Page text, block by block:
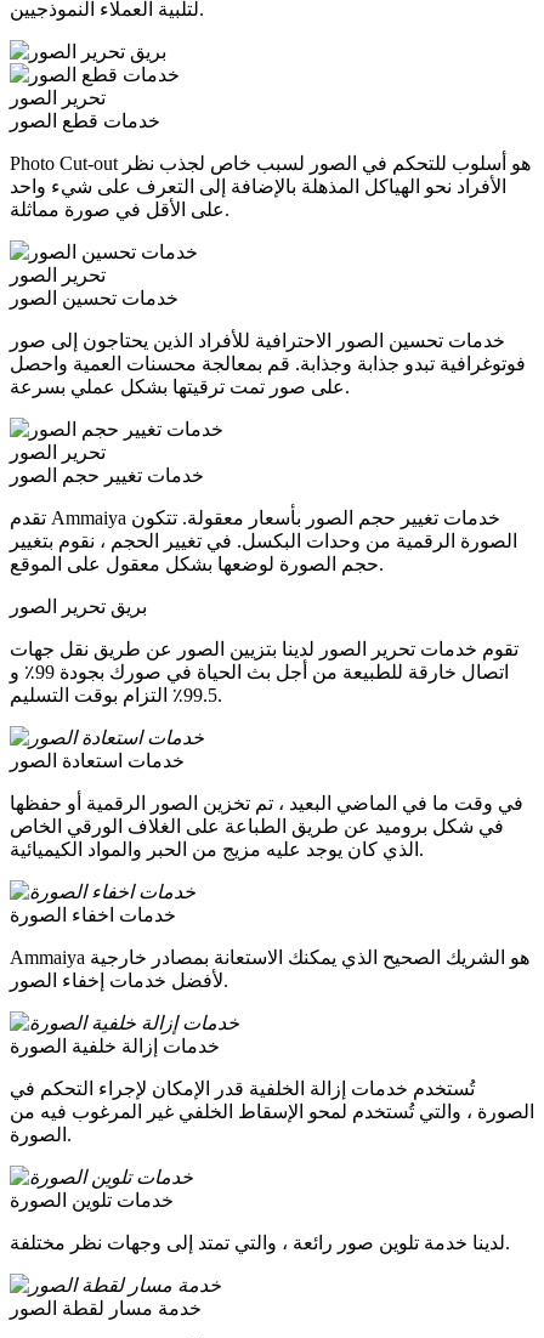
لتلبية العملاء النموذجيين.
تحرير الصور
خدمات قطع الصور
Photo Cut-out هو أسلوب للتحكم في الصور لسبب خاص لجذب نظر
الأفراد نحو الهياكل المذهلة بالإضافة إلى التعرف على شيء واحد
على الأقل في صورة مماثلة.
تحرير الصور
خدمات تحسين الصور
خدمات تحسين الصور الاحترافية للأفراد الذين يحتاجون إلى صور
فوتوغرافية تبدو جذابة وجذابة. قم بمعالجة محسنات العمية واحصل
على صور تمت ترقيتها بشكل عملي بسرعة.
تحرير الصور
خدمات تغيير حجم الصور
تقدم Ammaiya خدمات تغيير حجم الصور بأسعار معقولة. تتكون
الصورة الرقمية من وحدات البكسل. في تغيير الحجم ، نقوم بتغيير
حجم الصورة لوضعها بشكل معقول على الموقع.
بريق تحرير الصور
تقوم خدمات تحرير الصور لدينا بتزيين الصور عن طريق نقل جهات
اتصال خارقة للطبيعة من أجل بث الحياة في صورك بجودة 99٪ و
99.5٪ التزام بوقت التسليم.
خدمات استعادة الصور
في وقت ما في الماضي البعيد ، تم تخزين الصور الرقمية أو حفظها
في شكل بروميد عن طريق الطباعة على الغلاف الورقي الخاص
الذي كان يوجد عليه مزيج من الحبر والمواد الكيميائية.
خدمات اخفاء الصورة
Ammaiya هو الشريك الصحيح الذي يمكنك الاستعانة بمصادر خارجية
لأفضل خدمات إخفاء الصور.
خدمات إزالة خلفية الصورة
تُستخدم خدمات إزالة الخلفية قدر الإمكان لإجراء التحكم في
الصورة ، والتي تُستخدم لمحو الإسقاط الخلفي غير المرغوب فيه من
الصورة.
خدمات تلوين الصورة
لدينا خدمة تلوين صور رائعة ، والتي تمتد إلى وجهات نظر مختلفة.
خدمة مسار لقطة الصور